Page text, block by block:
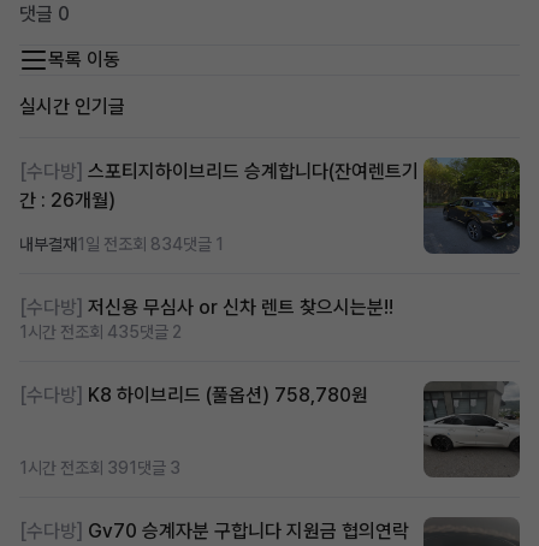
댓글 0
목록 이동
실시간 인기글
[수다방] 스포티지하이브리드 승계합니다(잔여렌트기
간 : 26개월)
내부결재1일 전조회 834댓글 1
[수다방] 저신용 무심사 or 신차 렌트 찾으시는분!!
1시간 전조회 435댓글 2
[수다방] K8 하이브리드 (풀옵션) 758,780원
1시간 전조회 391 댓글 3
[수다방] Gv70 승계자분 구합니다 지원금 협의연락